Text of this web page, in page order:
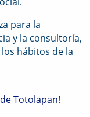
para la
y la consultoría,
hábitos de la
Totolapan!